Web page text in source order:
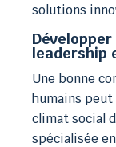
solutions
leadership
Une bonne
humains
climat social
spécialisée